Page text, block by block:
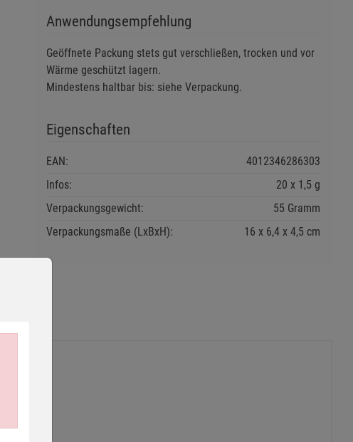
Anwendungsempfehlung
Geöffnete Packung stets gut verschließen, trocken und vor
Wärme geschützt lagern.
Mindestens haltbar bis: siehe Verpackung.
Eigenschaften
EAN:
4012346286303
Infos:
20 x 1,5 g
Verpackungsgewicht:
55 Gramm
Verpackungsmaße (LxBxH):
16 6,4 4,5 cm